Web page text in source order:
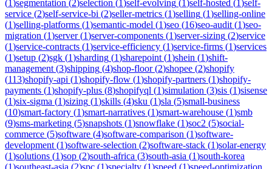
(1)segmentation (2)selection (1)self-evolving (1)self-hosted (1)self-
service (2)self-service-bi (2)seller-metrics (1)selling (1)selling-online
(1)selling-platforms (1)semantic-model (1)seo (16)seo-audit (1)seo-
migration (1)server(1)server-components (1)server-sizing (2)service
(1)service-contracts (1)service-efficiency (1)service-firms (1)services
(1)setup (2)sgk (1)sharding (1)sharepoint (1)shein (1)shift-
management (3)shipping (4)shop-floor(2)shopee (2)shopify
(113)shopify-api (1)shopify-flow (1)shopify-partners (1)shopify-
payments (1)shopify-plus (8)shopifyql (1)simulation (3)sis (1)sisense
(1)six-sigma (1)sizing (1)skills (4)sku (1)sla (5)small-business
(10)smart-factory (1)smart-narratives (1)smart-warehouse (1)smb
(9)sms-marketing (5)snapshots (1)snowflake (1)soc2 (5)social-
commerce (5)software (4)software-comparison (1)software-
development (1)software-selection (2)software-stack (1)solar-energy
(1)solutions (1)sop (2)south-africa (3)south-asia (1)south-korea
(1)southeast-asia (2)spc (1)specialty (1)speed (1)speed-optimization